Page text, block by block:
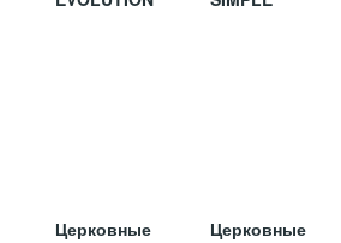
Церковные
Церковные